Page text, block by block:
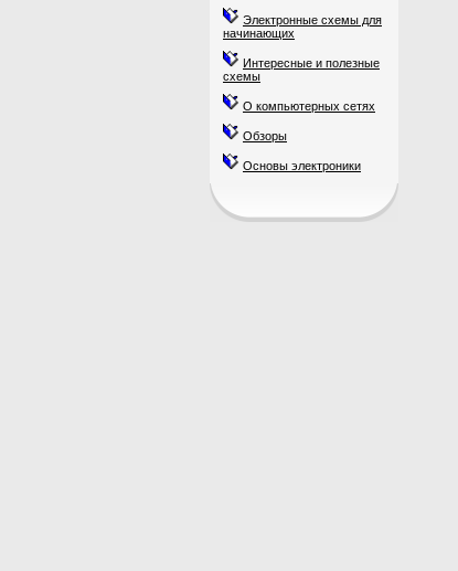
Электронные схемы для
начинающих
Интересные и полезные
схемы
О компьютерных сетях
Обзоры
Основы электроники